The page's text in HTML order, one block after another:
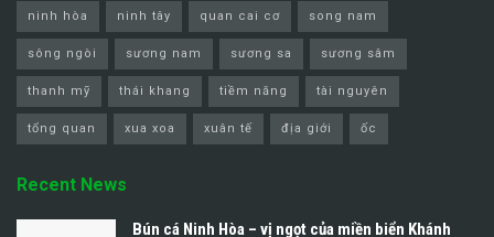
ninh hòa ninh tây quan cai cơ song nam
sông ngòi sương nam sương sa sương sâm
thanh mỹ thái khang tiềm năng tài nguyên
tổng quan xua xoa xuân tế địa giới ốc
Recent News
Bún cá Ninh Hòa – vị ngọt của miền biển Khánh